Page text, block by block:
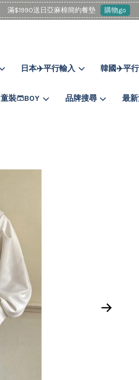
滿$1990送日亞麻棉簡約餐墊 購物go
日本✈️平行輸入 韓國✈️平
童裝🩳BOY 品牌搜尋 最